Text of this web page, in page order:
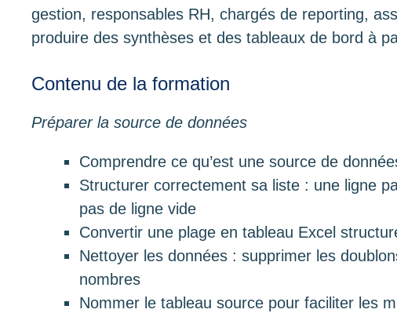
gestion, responsables RH, chargés de reporting,
produire des synthèses et des tableaux de bord à
Contenu de la formation
Préparer la source de données
Comprendre ce qu’est une source de
Structurer correctement sa liste : une ligne
pas de ligne vide
Convertir une plage en tableau Excel
Nettoyer les données : supprimer les
nombres
Nommer le tableau source pour faciliter les